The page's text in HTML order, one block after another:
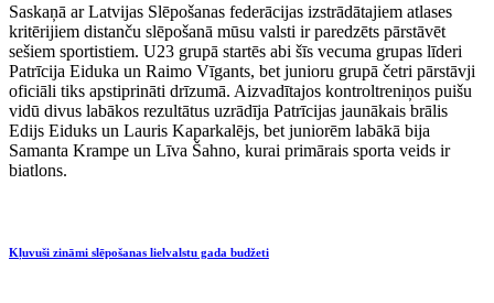
Saskaņā ar Latvijas Slēpošanas federācijas izstrādātajiem atlases
kritērijiem distanču slēpošanā mūsu valsti ir paredzēts pārstāvēt
sešiem sportistiem. U23 grupā startēs abi šīs vecuma grupas līderi
Patrīcija Eiduka un Raimo Vīgants, bet junioru grupā četri pārstāvji
oficiāli tiks apstiprināti drīzumā. Aizvadītajos kontroltreniņos puišu
vidū divus labākos rezultātus uzrādīja Patrīcijas jaunākais brālis
Edijs Eiduks un Lauris Kaparkalējs, bet juniorēm labākā bija
Samanta Krampe un Līva Šahno, kurai primārais sporta veids ir
biatlons.
Kļuvuši zināmi slēpošanas lielvalstu gada budžeti